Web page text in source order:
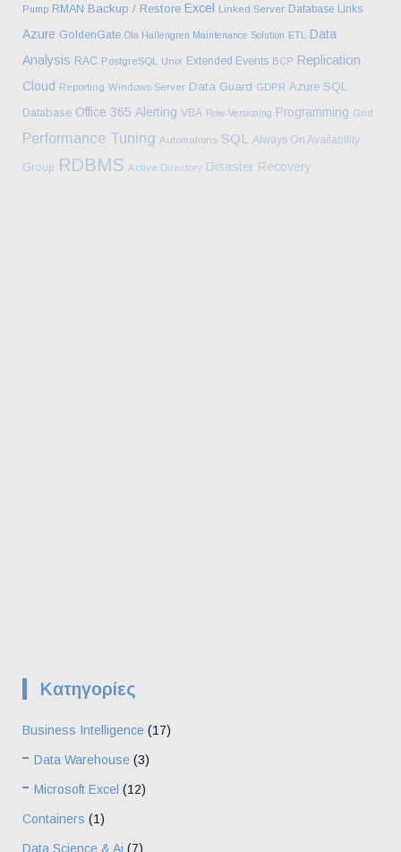
Pump RMAN Backup / Restore Excel Linked Server Database Links
Azure GoldenGate Ola Hallengren Maintenance Solution ETL
Data
Analysis RAC PostgreSQL Unix Extended Events BCP Replication
Cloud Reporting Windows Server Data Guard GDPR Azure SQL
Database Office 365 Alerting VBA Row-Versioning Programming Grid
Performance Tuning Automations SQL Always On Availability
Group RDBMS Active Directory Disaster Recovery
Kατηγορίες
Business Intelligence (17)
Data Warehouse (3)
Microsoft Excel (12)
Containers (1)
Data Science & Ai (7)